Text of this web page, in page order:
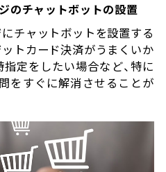
のチャットボットの設置
チャットボットを設置する
トカード決済がうまくいか
定をしたい場合など、特に
をすぐに解消させることが